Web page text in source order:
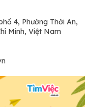
4, Phường Thới An,
Minh, Việt Nam